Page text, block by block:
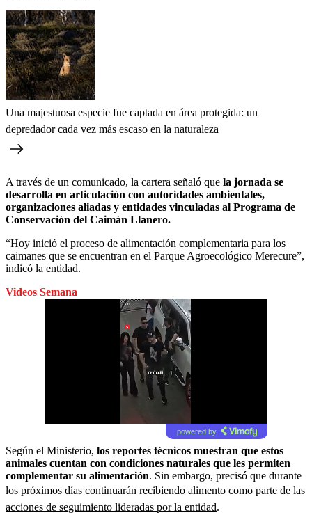
Una majestuosa especie fue captada en área protegida: un
depredador cada vez más escaso en la naturaleza
A través de un comunicado, la cartera señaló que la jornada se
desarrolla en articulación con autoridades ambientales,
organizaciones aliadas y entidades vinculadas al Programa de
Conservación del Caimán Llanero.
“Hoy inició el proceso de alimentación complementaria para los
caimanes que se encuentran en el Parque Agroecológico Merecure”,
indicó la entidad.
Videos Semana
powered by
Según el Ministerio, los reportes técnicos muestran que estos
animales cuentan con condiciones naturales que les permiten
complementar su alimentación. Sin embargo, precisó que durante
los próximos días continuarán recibiendo alimento como parte de las
acciones de seguimiento lideradas por la entidad.